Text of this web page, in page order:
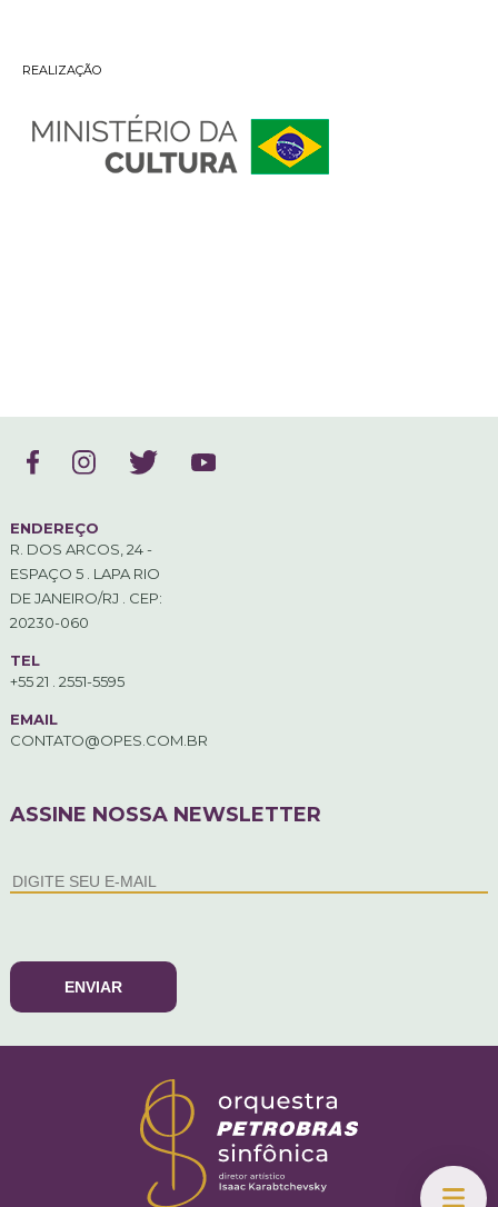
REALIZAÇÃO
ENDEREÇO
R. DOS ARCOS, 24 -
ESPAÇO 5 . LAPA RIO
DE JANEIRO/RJ . CEP:
20230-060
TEL
+55 21 . 2551-5595
EMAIL
CONTATO@OPES.COM.BR
ASSINE NOSSA NEWSLETTER